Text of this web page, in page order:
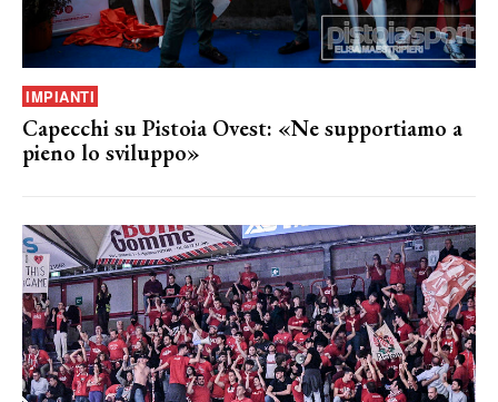
IMPIANTI
Capecchi su Pistoia Ovest: «Ne supportiamo a
pieno lo sviluppo»